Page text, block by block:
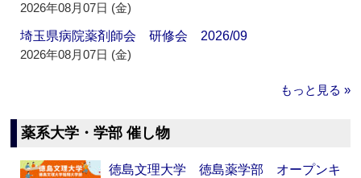
2026年08月07日 (金)
埼玉県病院薬剤師会 研修会 2026/09
2026年08月07日 (金)
もっと見る »
薬系大学・学部 催し物
徳島文理大学 徳島薬学部 オープンキ